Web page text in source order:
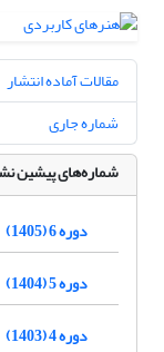
مقالات آماده انتشار
شماره جاری
شماره‌های پیشین
دوره 6 (1405)
دوره 5 (1404)
دوره 4 (1403)